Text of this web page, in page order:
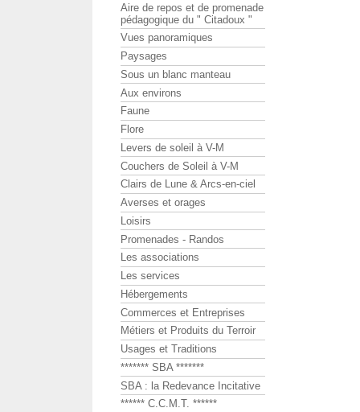
Aire de repos et de promenade
pédagogique du " Citadoux "
Vues panoramiques
Paysages
Sous un blanc manteau
Aux environs
Faune
Flore
Levers de soleil à V-M
Couchers de Soleil à V-M
Clairs de Lune & Arcs-en-ciel
Averses et orages
Loisirs
Promenades - Randos
Les associations
Les services
Hébergements
Commerces et Entreprises
Métiers et Produits du Terroir
Usages et Traditions
******* SBA *******
SBA : la Redevance Incitative
****** C.C.M.T. ******